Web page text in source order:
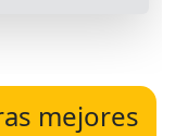
mejores